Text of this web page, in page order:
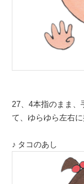
27、4本指のまま、
て、ゆらゆら左右
♪ タコのあし